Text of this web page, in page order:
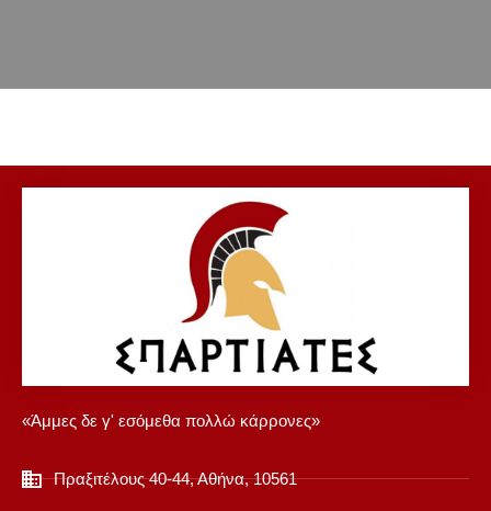
«Άμμες δε γ' εσόμεθα πολλώ κάρρονες»
Πραξιτέλους 40-44, Αθήνα, 10561